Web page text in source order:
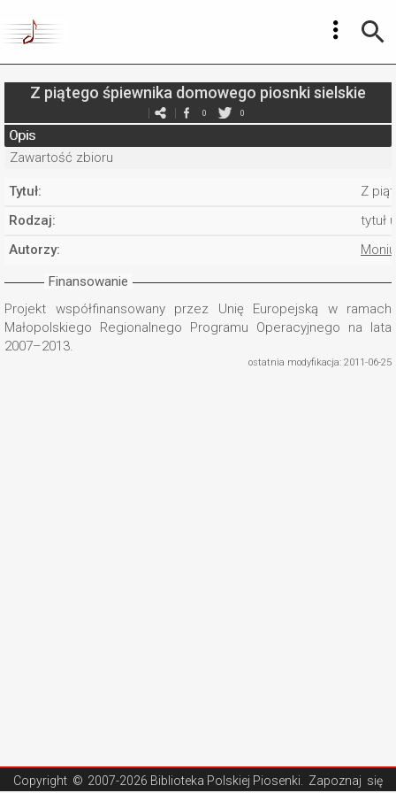
Z piątego śpiewnika domowego piosnki sielskie
0 0
Opis
Zawartość zbioru
Tytuł:
Z
Rodzaj:
tytuł
Autorzy:
Finansowanie
Projekt współfinansowany przez Unię Europejską w ramach
Małopolskiego Regionalnego Programu Operacyjnego na lata
2007–2013.
ostatnia modyfikacja: 2011-06-25
Copyright © 2007-2026 Biblioteka Polskiej Piosenki . Zapoznaj się